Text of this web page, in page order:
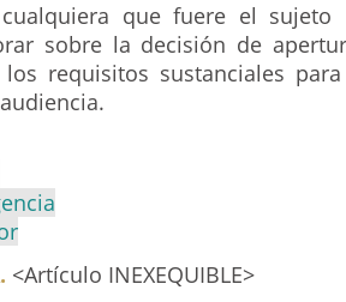
que fuere el sujeto
sobre la decisión de
los requisitos sustanciales
<Artículo INEXEQUIBLE>